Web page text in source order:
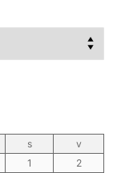
s
v
1
2